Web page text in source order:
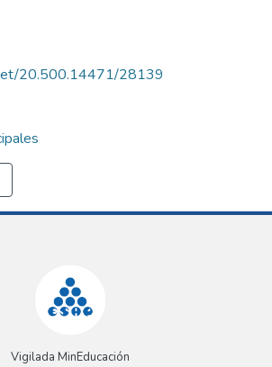
20.500.14471/28139
Vigilada MinEducación